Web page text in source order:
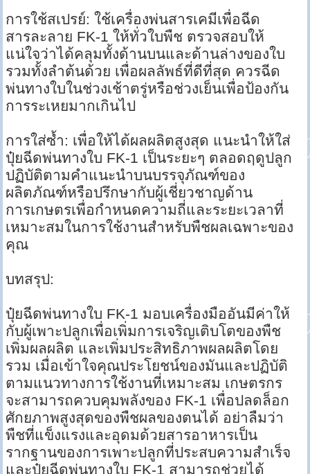
การใช้สเปรย์: ใช้เครื่องพ่นสารเคมีเพื่อฉีด
สารละลาย FK-1 ให้ทั่วใบพืช ตรวจสอบให้
แน่ใจว่าได้คลุมทั้งด้านบนและด้านล่างของใบ
รวมทั้งลำต้นด้วย เพื่อผลลัพธ์ที่ดีที่สุด ควรฉีด
พ่นทางใบในช่วงเช้าตรู่หรือช่วงเย็นเพื่อป้องกัน
การระเหยมากเกินไป
การใส่ซ้ำ: เพื่อให้ได้ผลผลิตสูงสุด แนะนำให้ใส่
ปุ๋ยฉีดพ่นทางใบ FK-1 เป็นระยะๆ ตลอดฤดูปลูก
ปฏิบัติตามคำแนะนำบนบรรจุภัณฑ์ของ
ผลิตภัณฑ์หรือปรึกษากับผู้เชี่ยวชาญด้าน
การเกษตรเพื่อกำหนดความถี่และระยะเวลาที่
เหมาะสมในการใช้งานสำหรับพืชผลเฉพาะของ
คุณ
บทสรุป:
ปุ๋ยฉีดพ่นทางใบ FK-1 มอบเครื่องมืออันมีค่าให้
กับผู้เพาะปลูกเพื่อเพิ่มการเจริญเติบโตของพืช
เพิ่มผลผลิต และเพิ่มประสิทธิภาพผลผลิตโดย
รวม เมื่อเข้าใจคุณประโยชน์ของมันและปฏิบัติ
ตามแนวทางการใช้งานที่เหมาะสม เกษตรกร
จะสามารถควบคุมพลังของ FK-1 เพื่อปลดล็อก
ศักยภาพสูงสุดของพืชผลของตนได้ อย่าลืมว่า
พืชที่แข็งแรงและอุดมด้วยสารอาหารเป็น
รากฐานของการเพาะปลูกที่ประสบความสำเร็จ
และปุ๋ยฉีดพ่นทางใบ FK-1 สามารถช่วยได้